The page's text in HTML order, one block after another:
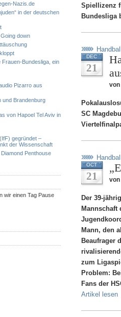
Nazis.de
in der deutschen
down
Bundesliga, ein
Pizarro aus
und Brandenburg
von Hapoel Tel Aviv in
gegründet –
der Wissenschaft
Penthouse
wir einen Tag Pause
Spiellizenz
Bundesliga
DEC
21
von
SC
OCT
21 von
Der 39-
Mannschaft
Mann, den
Beaufrager
zum
Problem:
Fans der
Artikel lesen